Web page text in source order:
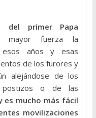
del primer Papa
mayor fuerza la
esos años y esas
de los furores y
alejándose de los
postizos o de las
es mucho más fácil
movilizaciones